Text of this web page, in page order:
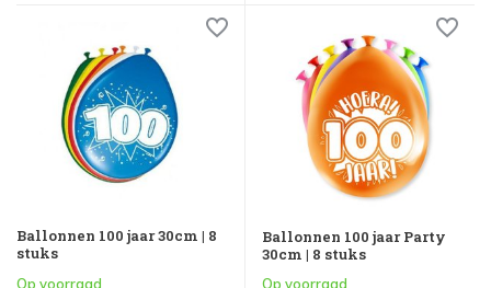
Ballonnen 100 jaar 30cm | 8
stuks
Op voorraad
Ballonnen 100 jaar Party
30cm | 8 stuks
Op voorraad